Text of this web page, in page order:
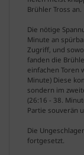
Brühler Tross an.
Die nötige
Minute an
Zugriff, und
fanden die
einfachen Toren
Minute) Diese
sondern im
(26:16 - 38.
Partie souverän
Die
fortgesetzt.